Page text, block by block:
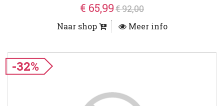
€ 65,99€ 92,00
Naar shop Meer info
-32%